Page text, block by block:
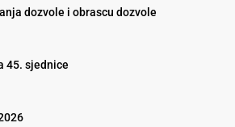
dozvole i obrascu dozvole
45. sjednice